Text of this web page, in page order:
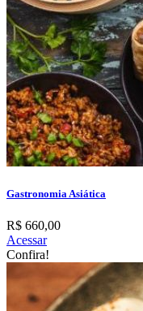
Gastronomia Asiática
R$ 660,00
Acessar
Confira!